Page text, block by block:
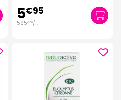
5€95
595€00/l.